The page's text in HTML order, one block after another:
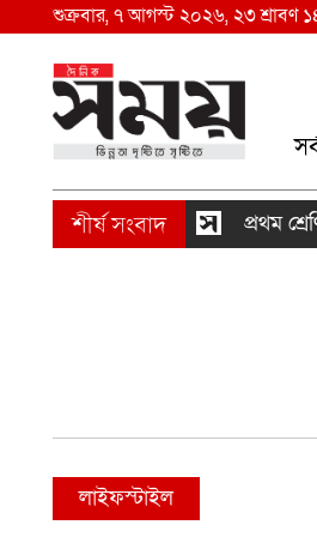
শুক্রবার, ৭ আগস্ট ২০২৬, ২৩ শ্রাবণ
প্রথম শ্রেণিতে
লাইফস্টাইল